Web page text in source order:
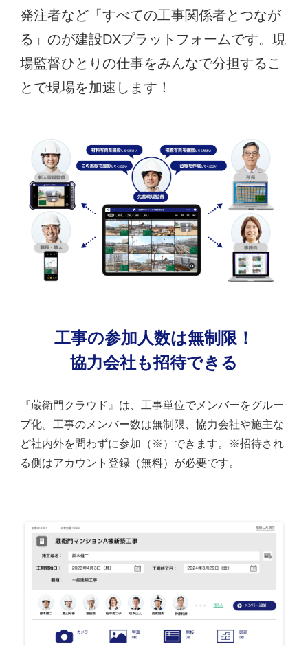
発注者など「すべての工事関係者とつなが
る」のが建設DXプラットフォームです。現
場監督ひとりの仕事をみんなで分担するこ
とで現場を加速します！
工事の参加人数は無制限！
協力会社も招待できる
『蔵衛門クラウド』は、工事単位でメンバーをグルー
プ化。工事のメンバー数は無制限、協力会社や施主な
ど社内外を問わずに参加（※）できます。※招待され
る側はアカウント登録（無料）が必要です。